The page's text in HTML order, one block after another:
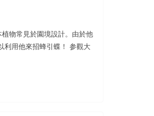
物常見於園境設計。由於他
利用他來招蜂引蝶！ 参觀大